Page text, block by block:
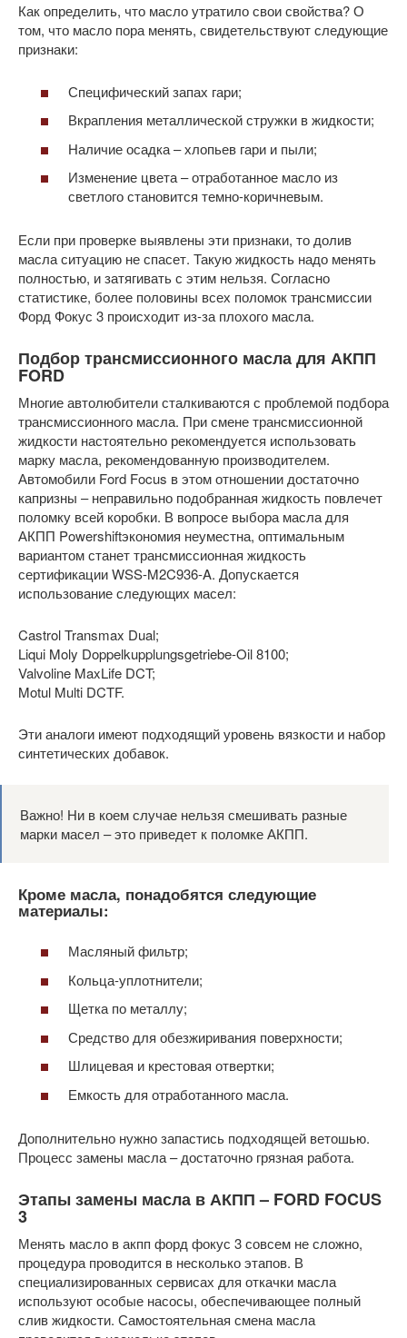
Как определить, что масло утратило свои свойства? О
том, что масло пора менять, свидетельствуют следующие
признаки:
Специфический запах гари;
Вкрапления металлической стружки в жидкости;
Наличие осадка – хлопьев гари и пыли;
Изменение цвета – отработанное масло из
светлого становится темно-коричневым.
Если при проверке выявлены эти признаки, то долив
масла ситуацию не спасет. Такую жидкость надо менять
полностью, и затягивать с этим нельзя. Согласно
статистике, более половины всех поломок трансмиссии
Форд Фокус 3 происходит из-за плохого масла.
Подбор трансмиссионного масла для АКПП
FORD
Многие автолюбители сталкиваются с проблемой подбора
трансмиссионного масла. При смене трансмиссионной
жидкости настоятельно рекомендуется использовать
марку масла, рекомендованную производителем.
Автомобили Ford Focus в этом отношении достаточно
капризны – неправильно подобранная жидкость повлечет
поломку всей коробки. В вопросе выбора масла для
АКПП Powershiftэкономия неуместна, оптимальным
вариантом станет трансмиссионная жидкость
сертификации WSS-M2C936-A. Допускается
использование следующих масел:
Castrol Transmax Dual;
Liqui Moly Doppelkupplungsgetriebe-Oil 8100;
Valvoline MaxLife DCT;
Motul Multi DCTF.
Эти аналоги имеют подходящий уровень вязкости и набор
синтетических добавок.
Важно! Ни в коем случае нельзя смешивать разные
марки масел – это приведет к поломке АКПП.
Кроме масла, понадобятся следующие
материалы:
Масляный фильтр;
Кольца-уплотнители;
Щетка по металлу;
Средство для обезжиривания поверхности;
Шлицевая и крестовая отвертки;
Емкость для отработанного масла.
Дополнительно нужно запастись подходящей ветошью.
Процесс замены масла – достаточно грязная работа.
Этапы замены масла в АКПП – FORD FOCUS
3
Менять масло в акпп форд фокус 3 совсем не сложно,
процедура проводится в несколько этапов. В
специализированных сервисах для откачки масла
используют особые насосы, обеспечивающее полный
слив жидкости. Самостоятельная смена масла